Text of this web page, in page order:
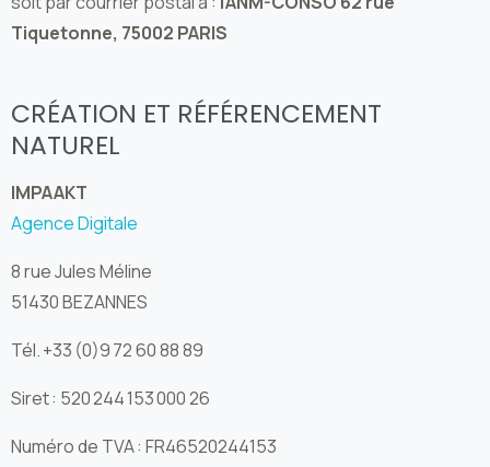
Tiquetonne, 75002 PARIS
CRÉATION ET RÉFÉRENCEMENT
NATUREL
IMPAAKT
Agence Digitale
8 rue Jules Méline
51430 BEZANNES
Tél.+33 (0)9 72 60 88 89
Siret : 520 244 153 000 26
Numéro de TVA : FR46520244153